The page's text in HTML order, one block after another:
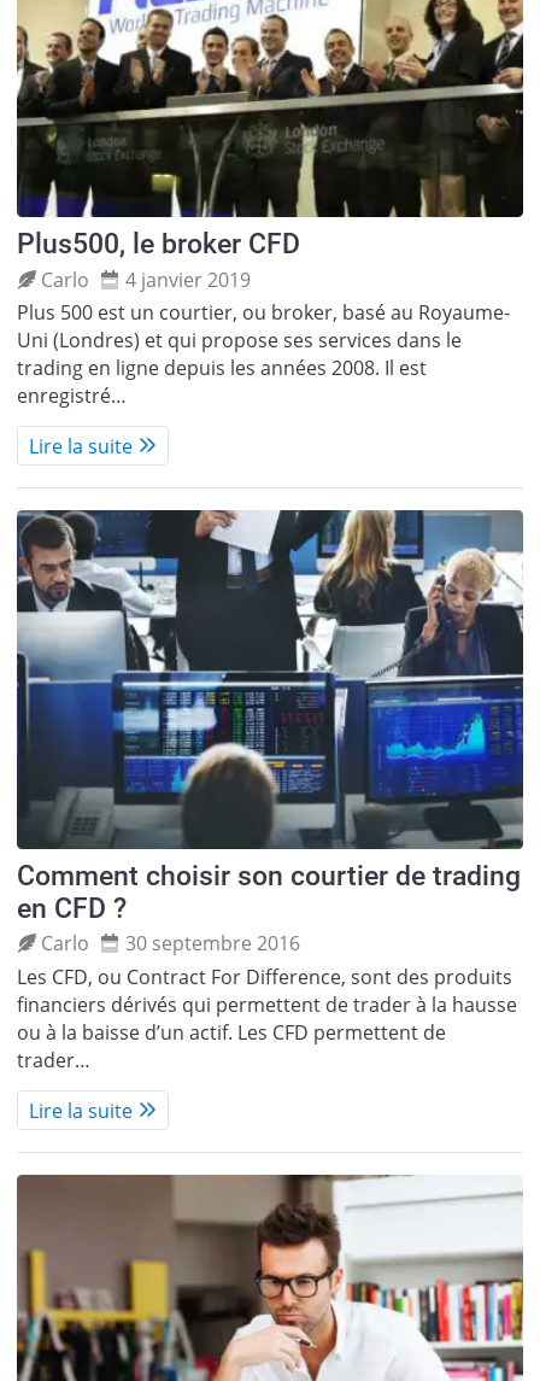
Plus500, le broker CFD
Carlo
4 janvier 2019
Plus 500 est un courtier, ou broker, basé au Royaume-
Uni (Londres) et qui propose ses services dans le
trading en ligne depuis les années 2008. Il est
enregistré…
Lire la suite
Comment choisir son courtier de trading
en CFD ?
Carlo
30 septembre 2016
Les CFD, ou Contract For Difference, sont des produits
financiers dérivés qui permettent de trader à la hausse
ou à la baisse d’un actif. Les CFD permettent de
trader…
Lire la suite